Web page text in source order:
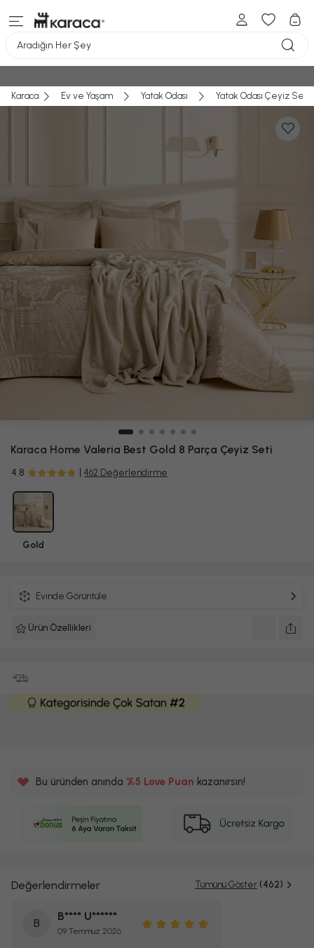
Aradığın Her Şey
Karaca Ev ve Yaşam Yatak Odası Yatak Odası Çeyiz Seti
Karaca Home Valeria Best Gold 8 Parça Çeyiz Seti
4.8 462 Değerlendirme
Gold
Evinde Görüntüle
Ürün Özellikleri
Bu üründen anında %5 Love Puan kazanırsın!
Değerlendirmeler Tümünü Göster (462)
B
B**** U******
09 Temmuz 2026